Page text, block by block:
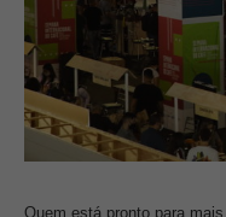
Quem está pronto para